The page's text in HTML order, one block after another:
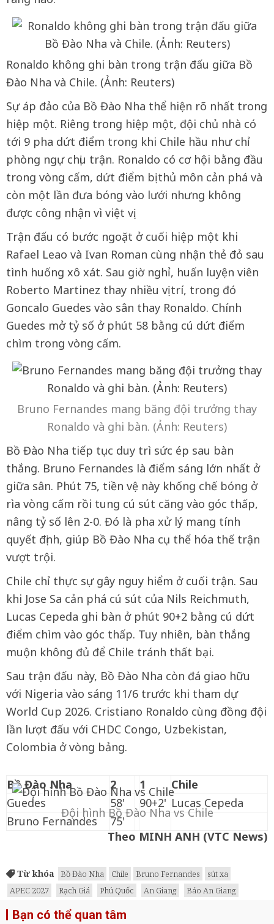
Ronaldo không ghi bàn trong trận đấu giữa Bồ
Đào Nha và Chile. (Ảnh: Reuters)
Sự áp đảo của Bồ Đào Nha thể hiện rõ nhất trong
hiệp một. Riêng trong hiệp một, đội chủ nhà có
tới 9 pha dứt điểm trong khi Chile hầu như chỉ
phòng ngự chịu trận. Ronaldo có cơ hội bằng đầu
trong vòng cấm, dứt điểm bị thủ môn cản phá và
còn một lần đưa bóng vào lưới nhưng không
được công nhận vì việt vị.
Trận đấu có bước ngoặt ở cuối hiệp một khi
Rafael Leao và Ivan Roman cùng nhận thẻ đỏ sau
tình huống xô xát. Sau giờ nghỉ, huấn luyện viên
Roberto Martinez thay nhiều vị trí, trong đó
Goncalo Guedes vào sân thay Ronaldo. Chính
Guedes mở tỷ số ở phút 58 bằng cú dứt điểm
chìm trong vòng cấm.
Bruno Fernandes mang băng đội trưởng thay
Ronaldo và ghi bàn. (Ảnh: Reuters)
Bồ Đào Nha tiếp tục duy trì sức ép sau bàn
thắng. Bruno Fernandes là điểm sáng lớn nhất ở
giữa sân. Phút 75, tiền vệ này khống chế bóng ở
rìa vòng cấm rồi tung cú sút căng vào góc thấp,
nâng tỷ số lên 2-0. Đó là pha xử lý mang tính
quyết định, giúp Bồ Đào Nha cụ thể hóa thế trận
vượt trội.
Chile chỉ thực sự gây nguy hiểm ở cuối trận. Sau
khi Jose Sa cản phá cú sút của Nils Reichmuth,
Lucas Cepeda ghi bàn ở phút 90+2 bằng cú dứt
điểm chìm vào góc thấp. Tuy nhiên, bàn thắng
muộn không đủ để Chile tránh thất bại.
Sau trận đấu này, Bồ Đào Nha còn đá giao hữu
với Nigeria vào sáng 11/6 trước khi tham dự
World Cup 2026. Cristiano Ronaldo cùng đồng đội
lần lượt đấu với CHDC Congo, Uzbekistan,
Colombia ở vòng bảng.
Bồ Đào Nha 2 1
Chile
Guedes
58' 90+2' Lucas Cepeda
Bruno Fernandes
75'
Đội hình Bồ Đào Nha vs Chile
Theo MINH ANH (VTC News)
Từ khóa Bồ Đào Nha Chile Bruno Fernandes
sút xa
APEC 2027
Rạch Giá Phú Quốc An Giang Báo An Giang
Bạn có thể quan tâm